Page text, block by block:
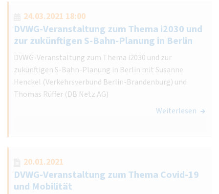
24.03.2021 18:00
DVWG-Veranstaltung zum Thema i2030 und
zur zukünftigen S-Bahn-Planung in Berlin
DVWG-Veranstaltung zum Thema i2030 und zur
zukünftigen S-Bahn-Planung in Berlin mit Susanne
Henckel (Verkehrsverbund Berlin-Brandenburg) und
Thomas Rüffer (DB Netz AG)
Weiterlesen
20.01.2021
DVWG-Veranstaltung zum Thema Covid-19
und Mobilität